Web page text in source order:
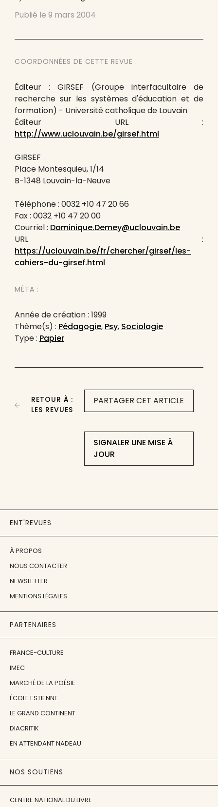
Publié le 9 mars 2004
COORDONNÉES DE CETTE REVUE :
Éditeur : GIRSEF (Groupe interfacultaire de
recherche sur les systèmes d'éducation et de
formation) - Université catholique de Louvain
Éditeur URL :
http://www.uclouvain.be/girsef.html
GIRSEF
Place Montesquieu, 1/14
B-1348 Louvain-la-Neuve
Téléphone : 0032 +10 47 20 66
Fax : 0032 +10 47 20 00
Courriel : Dominique.Demey@uclouvain.be
URL :
https://uclouvain.be/fr/chercher/girsef/les-
cahiers-du-girsef.html
MÉTA :
Année de création : 1999
Thème(s) : Pédagogie, Psy, Sociologie
Type : Papier
PARTAGER CET ARTICLE
SIGNALER UNE MISE À
JOUR
RETOUR À :
LES REVUES
ENT'REVUES
À PROPOS
NOUS CONTACTER
NEWSLETTER
MENTIONS LÉGALES
PARTENAIRES
FRANCE-CULTURE
IMEC
MARCHÉ DE LA POÉSIE
ÉCOLE ESTIENNE
LE GRAND CONTINENT
DIACRITIK
EN ATTENDANT NADEAU
NOS SOUTIENS
CENTRE NATIONAL DU LIVRE